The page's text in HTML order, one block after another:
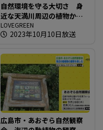
自然環境を守る大切さ 身
近な天満川周辺の植物から
学ぶ
LOVEGREEN
2023年10月10日放送
広島市・あおぞら自然観察